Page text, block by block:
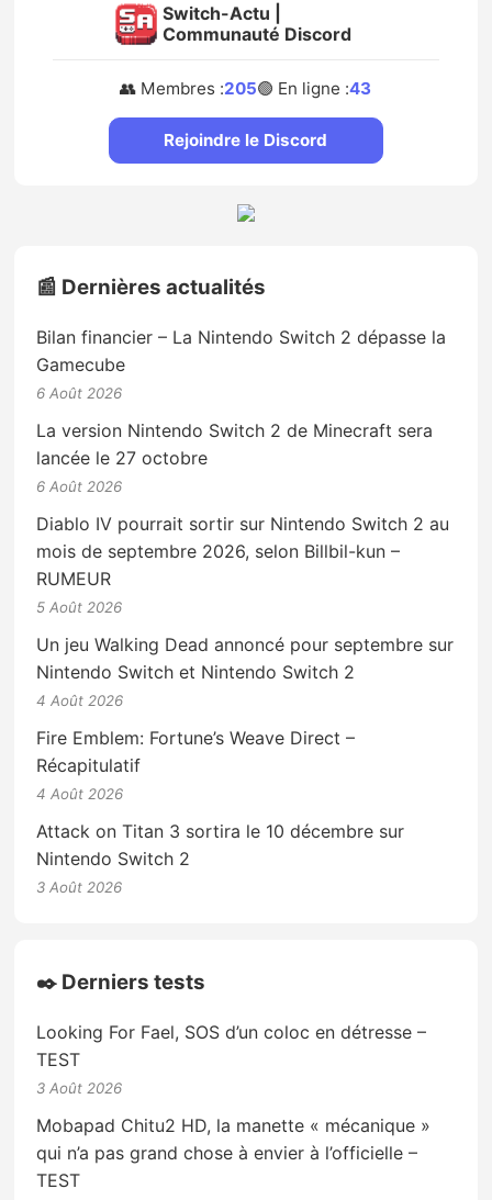
Switch-Actu |
Communauté Discord
👥 Membres :205🟢 En ligne :43
Rejoindre le Discord
📰 Dernières actualités
Bilan financier – La Nintendo Switch 2 dépasse la
Gamecube
6 Août 2026
La version Nintendo Switch 2 de Minecraft sera
lancée le 27 octobre
6 Août 2026
Diablo IV pourrait sortir sur Nintendo Switch 2 au
mois de septembre 2026, selon Billbil-kun –
RUMEUR
5 Août 2026
Un jeu Walking Dead annoncé pour septembre sur
Nintendo Switch et Nintendo Switch 2
4 Août 2026
Fire Emblem: Fortune’s Weave Direct –
Récapitulatif
4 Août 2026
Attack on Titan 3 sortira le 10 décembre sur
Nintendo Switch 2
3 Août 2026
✒️ Derniers tests
Looking For Fael, SOS d’un coloc en détresse –
TEST
3 Août 2026
Mobapad Chitu2 HD, la manette « mécanique »
qui n’a pas grand chose à envier à l’officielle –
TEST